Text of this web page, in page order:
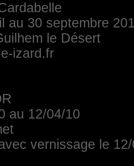
au 30 septembre
le Désert
izard.fr
au 12/04/10
vernissage le